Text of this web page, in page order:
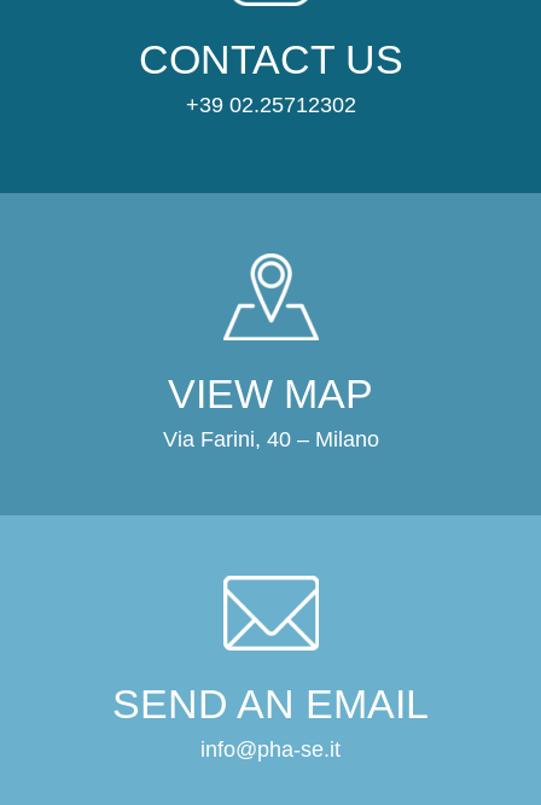
CONTACT US
+39 02.25712302
VIEW MAP
Via Farini, 40 – Milano
SEND AN EMAIL
info@pha-se.it